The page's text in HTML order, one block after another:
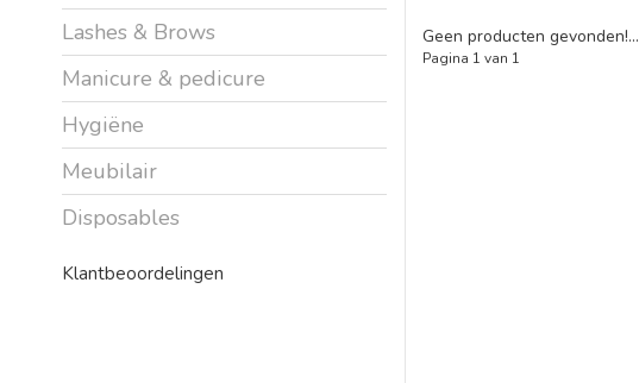
Lashes & Brows
Manicure & pedicure
Hygiëne
Meubilair
Disposables
Klantbeoordelingen
Geen producten gevonden!...
Pagina 1 van 1